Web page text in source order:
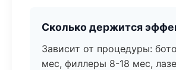
Сколько держится
Зависит от процедуры:
мес, филлеры 8-18 мес,